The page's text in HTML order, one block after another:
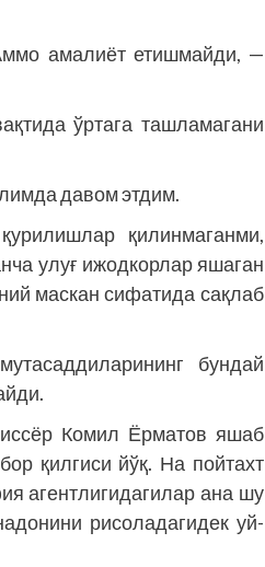
амалиёт етишмайди, —
ўртага ташламагани
давом этдим.
қилинмаганми,
улуғ ижодкорлар яшаган
маскан сифатида сақлаб
бундай
Комил Ёрматов яшаб
қилгиси йўқ. На пойтахт
агентлигидагилар ана шу
рисоладагидек уй-